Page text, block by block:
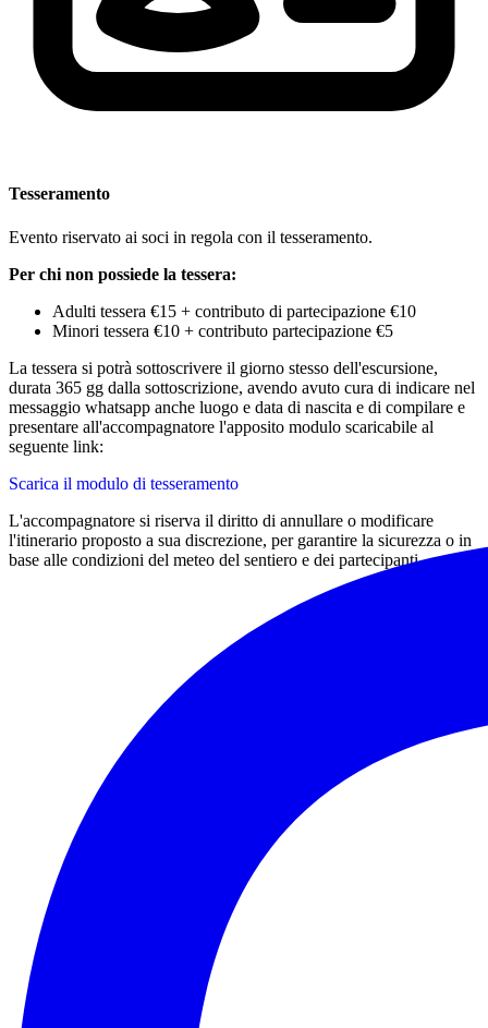
Tesseramento
Evento riservato ai soci in regola con il tesseramento.
Per chi non possiede la tessera:
Adulti tessera €15 + contributo di partecipazione €10
Minori tessera €10 + contributo partecipazione €5
La tessera si potrà sottoscrivere il giorno stesso dell'escursione,
durata 365 gg dalla sottoscrizione, avendo avuto cura di indicare nel
messaggio whatsapp anche luogo e data di nascita e di compilare e
presentare all'accompagnatore l'apposito modulo scaricabile al
seguente link:
Scarica il modulo di tesseramento
L'accompagnatore si riserva il diritto di annullare o modificare
l'itinerario proposto a sua discrezione, per garantire la sicurezza o in
base alle condizioni del meteo del sentiero e dei partecipanti.